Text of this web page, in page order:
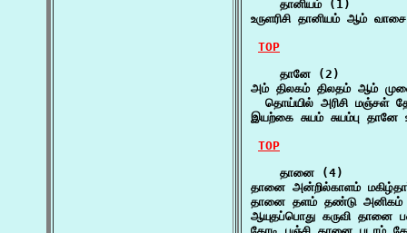
    தானியம் (1)
உருளரிசி தானியம் ஆம்
TOP
    தானே (2)
அம் திலகம் திலதம் ஆம்
தொய்யில் அரிசி மஞ்சள்
இயற்கை சுயம் சுயம்பு
TOP
    தானை (4)
தானை அன்றில்காளம்
தானை தளம் தண்டு அனிகம்
ஆயுதப்பொது கருவி தானை